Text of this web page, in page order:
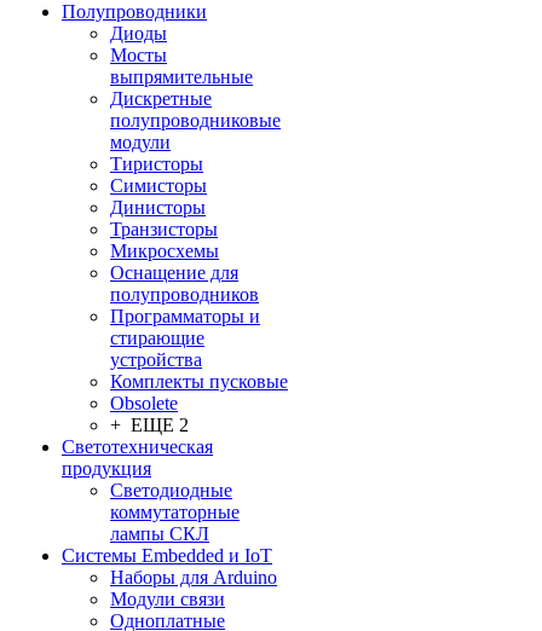
Полупроводники
Диоды
Мосты
выпрямительные
Дискретные
полупроводниковые
модули
Тиристоры
Симисторы
Динисторы
Транзисторы
Микросхемы
Оснащение для
полупроводников
Программаторы и
стирающие
устройства
Комплекты пусковые
Obsolete
+ ЕЩЕ 2
Светотехническая
продукция
Светодиодные
коммутаторные
лампы СКЛ
Системы Embedded и IoT
Наборы для Arduino
Модули связи
Одноплатные